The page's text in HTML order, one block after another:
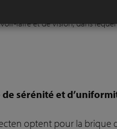
Tuinonderneming Ameloot,
faire et de vision, dans
sérénité et
optent pour la brique